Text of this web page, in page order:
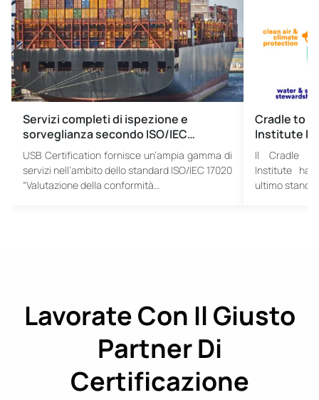
Servizi completi di ispezione e
sorveglianza secondo ISO/IEC…
USB Certification fornisce un’ampia gamma di
servizi nell’ambito dello standard ISO/IEC 17020
“Valutazione della conformità…
Cradle to
Institute
Il Cradle to
Institute ha
ultimo
Lavorate Con Il Giusto
Partner Di
Certificazione